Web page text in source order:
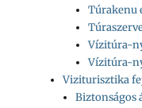
Túrakenu
Vízitúra-
Vízitúra-
Viziturisztika
Biztonságos